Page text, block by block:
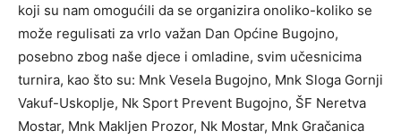
koji su nam omogućili da se organizira onoliko-koliko se
može regulisati za vrlo važan Dan Općine Bugojno,
posebno zbog naše djece i omladine, svim učesnicima
turnira, kao što su: Mnk Vesela Bugojno, Mnk Sloga Gornji
Vakuf-Uskoplje, Nk Sport Prevent Bugojno, ŠF Neretva
Mostar, Mnk Makljen Prozor, Nk Mostar, Mnk Gračanica